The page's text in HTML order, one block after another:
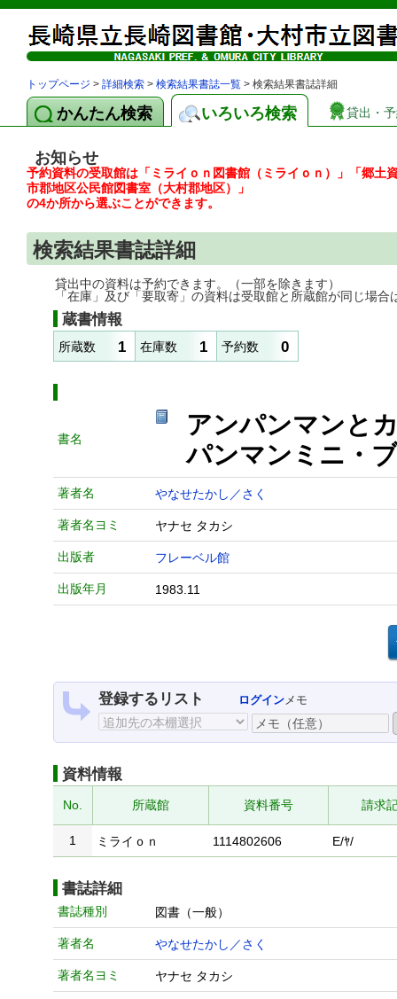
トップページ > 詳細検索 > 検索結果書誌一覧 > 検索結果書誌詳細
かんたん検索 いろいろ検索 貸出・
お知らせ
予約資料の受取館は「ミライｏｎ図書館（ミライｏｎ）」「郷
市郡地区公民館図書室（大村郡地区）」
の4か所から選ぶことができます。
検索結果書誌詳細
貸出中の資料は予約できます。（一部を除きます）
「在庫」及び「要取寄」の資料は受取館と所蔵館が同じ場合
蔵書情報
所蔵数 1 在庫数 1 予約数 0
書名
アンパンマンと
パンマンミニ・
著者名 やなせたかし／さく
著者名ヨミ ヤナセ タカシ
出版者 フレーベル館
出版年月 1983.11
登録するリスト ログインメモ
資料情報
No. 所蔵館 資料番号 請求
1 ミライｏｎ 1114802606 E/ﾔ/
書誌詳細
書誌種別 図書（一般）
著者名 やなせたかし／さく
著者名ヨミ ヤナセ タカシ